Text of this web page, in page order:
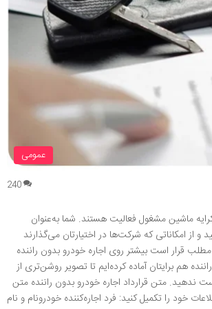
عمومی
240
ماشین مشغول فعالیت هستند. شما به‌عنوان
امکاناتی که شرکت‌ها در اختیارتان می‌گذارند
قرار است بیشتر روی اجاره خودرو بدون راننده
هم برایتان آماده کرده‌ایم تا تصویر روشن‌تری از
ندهید. متن قرارداد اجاره خودرو بدون راننده متن
خود را تکمیل کنید: فرد اجاره‌کننده خودرونام و نام